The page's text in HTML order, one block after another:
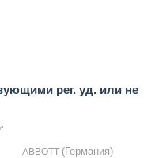
рег. уд. или не
ABBOTT (Германия)